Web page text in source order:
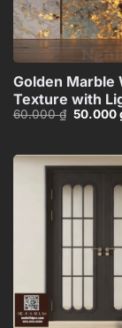
Golden Marble
Texture with
60.000₫ Giá
50.000